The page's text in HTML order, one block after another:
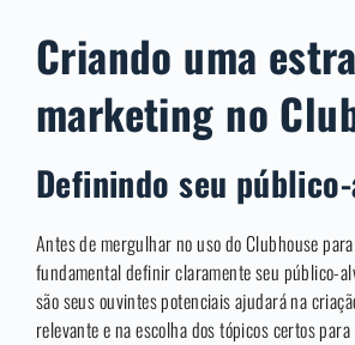
Criando uma
marketing no
Definindo seu
Antes de mergulhar no uso do Clubhouse
fundamental definir claramente seu público-
são seus ouvintes potenciais ajudará na
relevante e na escolha dos tópicos certos